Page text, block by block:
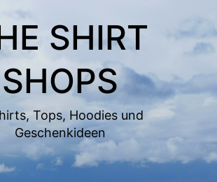
SHIRT
SHOPS
Tops, Hoodies und
Geschenkideen